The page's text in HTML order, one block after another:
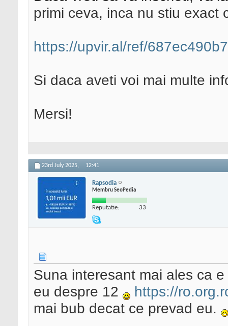
primi ceva, inca nu stiu exact
https://upvir.al/ref/
Si daca aveti voi mai multe
Mersi!
23rd July 2025, 12:41
Rapsodia
Membru SeoPedia
Reputatie: 33
Suna interesant mai ales ca
eu despre 12
https://
mai bub decat ce prevad eu.